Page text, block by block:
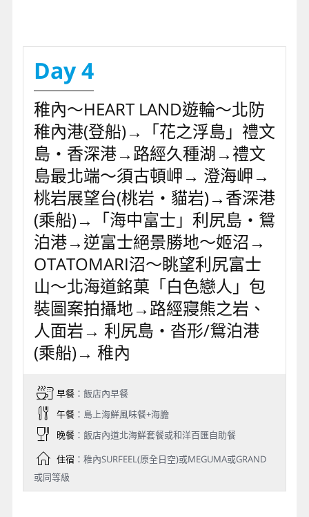
Day 4
稚內～HEART LAND遊輪～北防
稚內港(登船)→「花之浮島」禮文
島‧香深港→路經久種湖→禮文
島最北端～須古頓岬→ 澄海岬→
桃岩展望台(桃岩‧貓岩)→香深港
(乘船)→「海中富士」利尻島‧鴛
泊港→逆富士絕景勝地～姬沼→
OTATOMARI沼～眺望利尻富士
山～北海道銘菓「白色戀人」包
裝圖案拍攝地→路經寢熊之岩、
人面岩→ 利尻島‧沓形/鴛泊港
(乘船)→ 稚內
早餐：飯店內早餐
午餐：島上海鮮風味餐+海膽
晚餐：飯店內道北海鮮套餐或和洋百匯自助餐
住宿：稚內SURFEEL(原全日空)或MEGUMA或GRAND
或同等級